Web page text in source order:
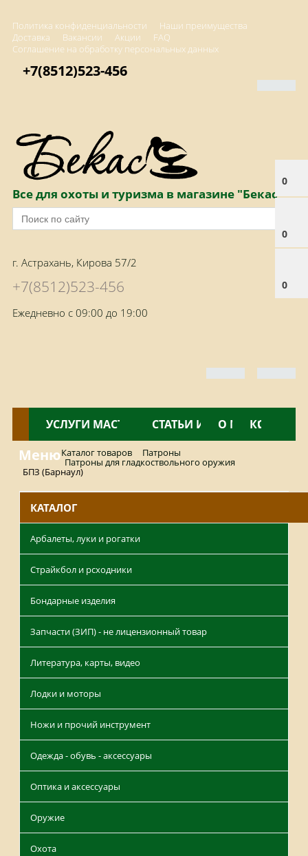
Политика конфиденциальности
Наши преимущества
Доставка
Вакансии Акции
FAQ
Соглашение на обработку персональных данных
0
0
0
+7(8512)523-456
Все для охоты и туризма в магазине "Бекас"
г. Астрахань, Кирова 57/2
+7(8512)523-456
Ежедневно с 09:00 до 19:00
КАТАЛОГ
УСЛУГИ МАСТЕРСКОЙНОВОСТИ
СТАТЬИ И ОБЗОРЫ
О МАГАЗИНЕ
МенюКаталог товаров Патроны
Патроны для гладкоствольного оружия
БПЗ (Барнаул)
КАТАЛОГ
Арбалеты, луки и рогатки
Страйкбол и рсходники
Бондарные изделия
Запчасти (ЗИП) - не лицензионный товар
Литература, карты, видео
Лодки и моторы
Ножи и прочий инструмент
Одежда - обувь - аксессуары
Оптика и аксессуары
Оружие
Охота